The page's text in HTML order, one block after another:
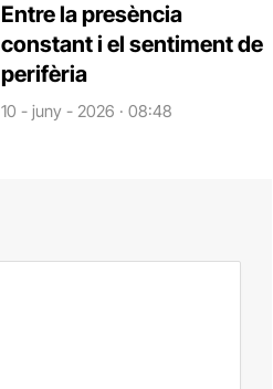
Entre la presència
constant i el sentiment de
perifèria
10 - juny - 2026 · 08:48